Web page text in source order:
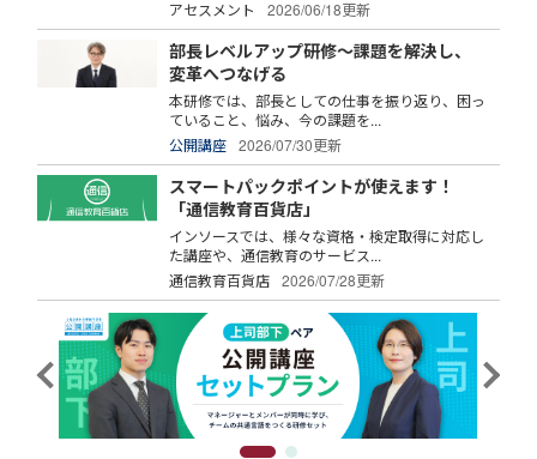
アセスメント
2026/06/18更新
部長レベルアップ研修～課題を解決し、
変革へつなげる
本研修では、部長としての仕事を振り返り、困っ
ていること、悩み、今の課題を...
公開講座
2026/07/30更新
スマートパックポイントが使えます！
「通信教育百貨店」
インソースでは、様々な資格・検定取得に対応し
た講座や、通信教育のサービス...
通信教育百貨店
2026/07/28更新